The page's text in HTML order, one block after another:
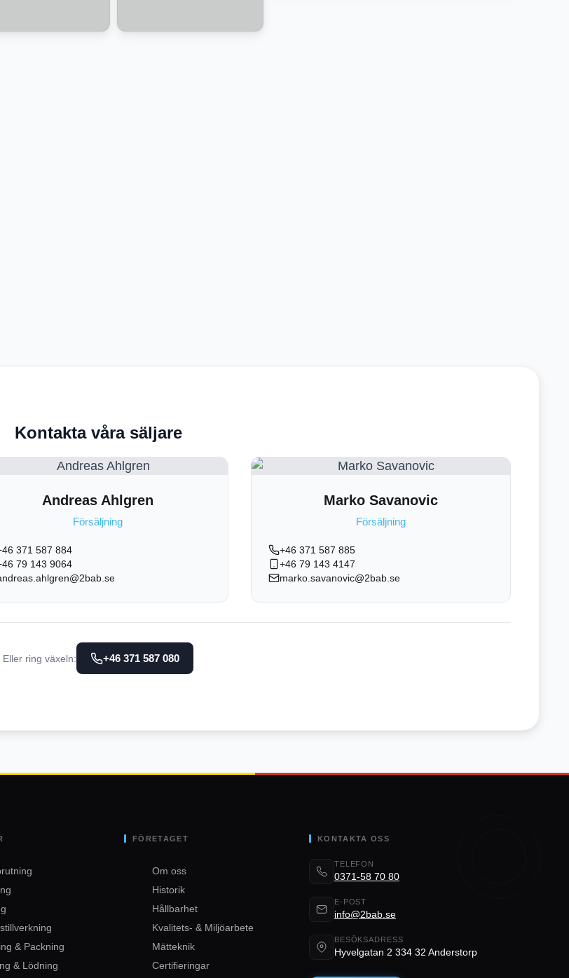
Kontakta våra säljare
Andreas Ahlgren
Försäljning
371 587 884
79 143 9064
Marko Savanovic
Försäljning
+46 371 587 885
+46 79 143 4147
marko.savanovic@2bab.se
Eller ring växeln: +46 371 587 080
& Packning
& Lödning
FÖRETAGET
Om oss
Historik
Hållbarhet
Kvalitets- & Miljöarbete
Mätteknik
Certifieringar
KONTAKTA OSS
TELEFON
0371-58 70 80
E-POST
info@2bab.se
BESÖKSADRESS
Hyvelgatan 2 334 32 Anderstorp